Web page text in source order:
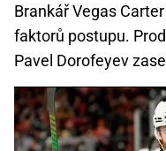
Brankář Vegas
faktorů postupu.
Pavel Dorofeyev